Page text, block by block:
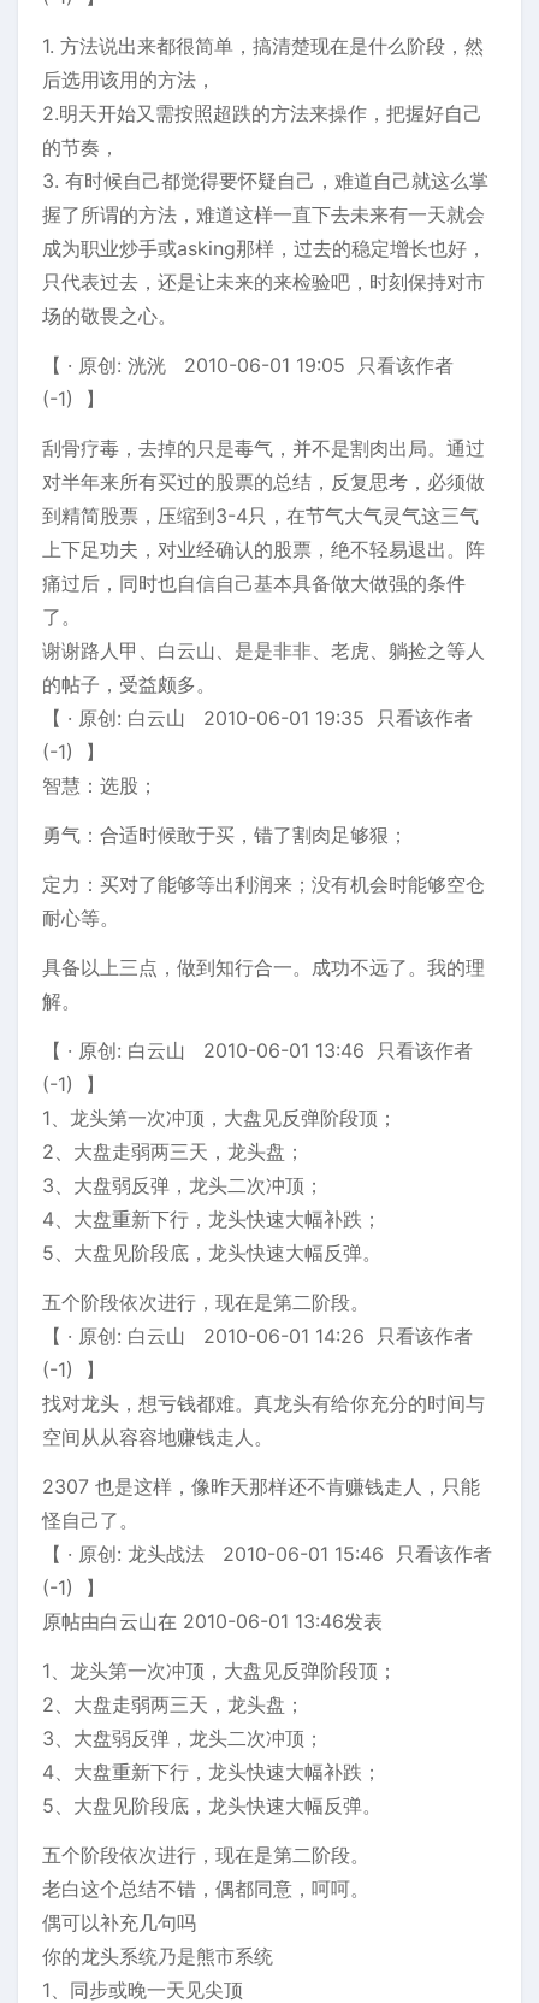
1. 方法说出来都很简单，搞清楚现在是什么阶段，然
后选用该用的方法，
2.明天开始又需按照超跌的方法来操作，把握好自己
的节奏，
3. 有时候自己都觉得要怀疑自己，难道自己就这么掌
握了所谓的方法，难道这样一直下去未来有一天就会
成为职业炒手或asking那样，过去的稳定增长也好，
只代表过去，还是让未来的来检验吧，时刻保持对市
场的敬畏之心。
【 · 原创: 洸洸 2010-06-01 19:05 只看该作者
(-1) 】
刮骨疗毒，去掉的只是毒气，并不是割肉出局。通过
对半年来所有买过的股票的总结，反复思考，必须做
到精简股票，压缩到3-4只，在节气大气灵气这三气
上下足功夫，对业经确认的股票，绝不轻易退出。阵
痛过后，同时也自信自己基本具备做大做强的条件
了。
谢谢路人甲、白云山、是是非非、老虎、躺捡之等人
的帖子，受益颇多。
【 · 原创: 白云山 2010-06-01 19:35 只看该作者
(-1) 】
智慧：选股；
勇气：合适时候敢于买，错了割肉足够狠；
定力：买对了能够等出利润来；没有机会时能够空仓
耐心等。
具备以上三点，做到知行合一。成功不远了。我的理
解。
【 · 原创: 白云山 2010-06-01 13:46 只看该作者
(-1) 】
1、龙头第一次冲顶，大盘见反弹阶段顶；
2、大盘走弱两三天，龙头盘；
3、大盘弱反弹，龙头二次冲顶；
4、大盘重新下行，龙头快速大幅补跌；
5、大盘见阶段底，龙头快速大幅反弹。
五个阶段依次进行，现在是第二阶段。
【 · 原创: 白云山 2010-06-01 14:26 只看该作者
(-1) 】
找对龙头，想亏钱都难。真龙头有给你充分的时间与
空间从从容容地赚钱走人。
2307 也是这样，像昨天那样还不肯赚钱走人，只能
怪自己了。
【 · 原创: 龙头战法 2010-06-01 15:46 只看该作者
(-1) 】
原帖由白云山在 2010-06-01 13:46发表
1、龙头第一次冲顶，大盘见反弹阶段顶；
2、大盘走弱两三天，龙头盘；
3、大盘弱反弹，龙头二次冲顶；
4、大盘重新下行，龙头快速大幅补跌；
5、大盘见阶段底，龙头快速大幅反弹。
五个阶段依次进行，现在是第二阶段。
老白这个总结不错，偶都同意，呵呵。
偶可以补充几句吗
你的龙头系统乃是熊市系统
1、同步或晚一天见尖顶